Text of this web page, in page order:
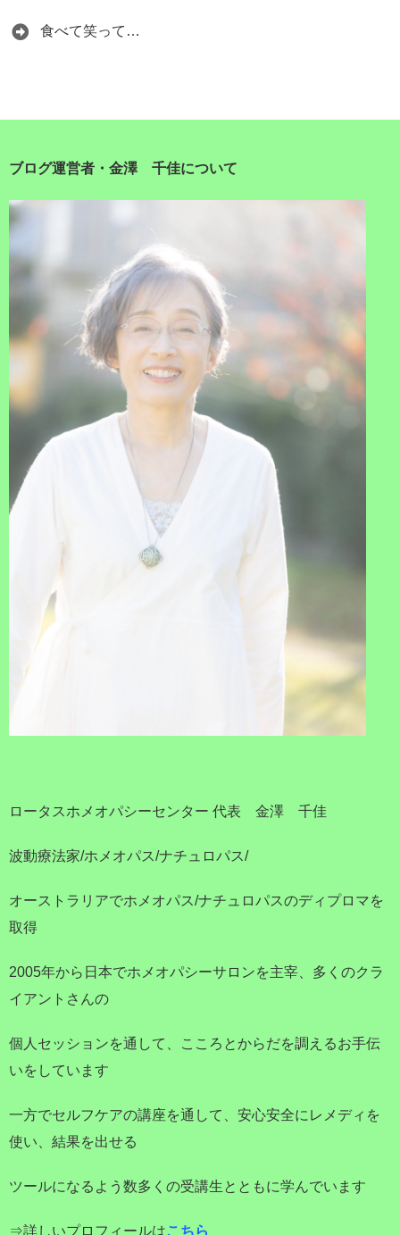
食べて笑って…
ブログ運営者・金澤 千佳について
ロータスホメオパシーセンター 代表 金澤 千佳
波動療法家/ホメオパス/ナチュロパス/
オーストラリアでホメオパス/ナチュロパスのディプロマを
取得
2005年から日本でホメオパシーサロンを主宰、多くのクラ
イアントさんの
個人セッションを通して、こころとからだを調えるお手伝
いをしています
一方でセルフケアの講座を通して、安心安全にレメディを
使い、結果を出せる
ツールになるよう数多くの受講生とともに学んでいます
⇒詳しいプロフィールはこちら